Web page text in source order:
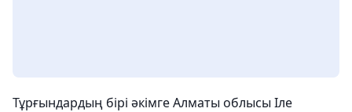
Тұрғындардың бірі әкімге Алматы облысы Іле